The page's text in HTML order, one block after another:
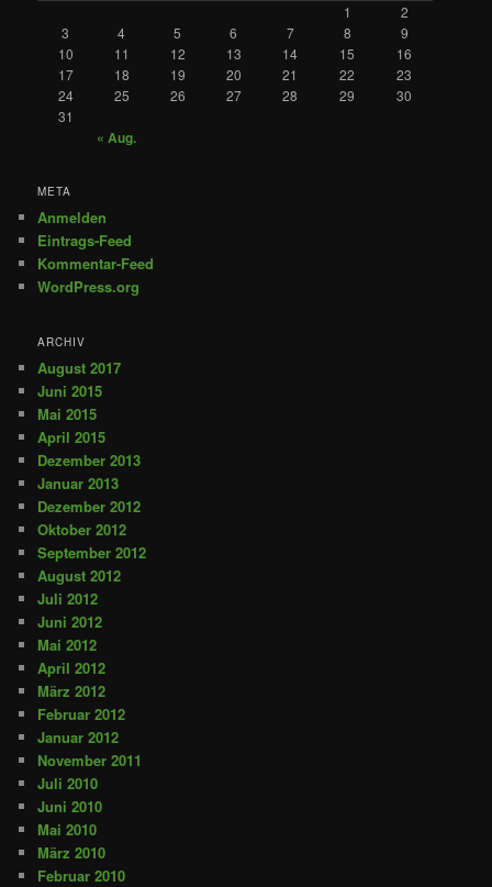
1
2
3
4 5 6 7 8
9
10
11 12 13 14 15
16
17
18 19 20 21 22
23
24
25 26 27 28 29
30
31
« Aug.
META
Anmelden
Eintrags-Feed
Kommentar-Feed
WordPress.org
ARCHIV
August 2017
Juni 2015
Mai 2015
April 2015
Dezember 2013
Januar 2013
Dezember 2012
Oktober 2012
September 2012
August 2012
Juli 2012
Juni 2012
Mai 2012
April 2012
März 2012
Februar 2012
Januar 2012
November 2011
Juli 2010
Juni 2010
Mai 2010
März 2010
Februar 2010